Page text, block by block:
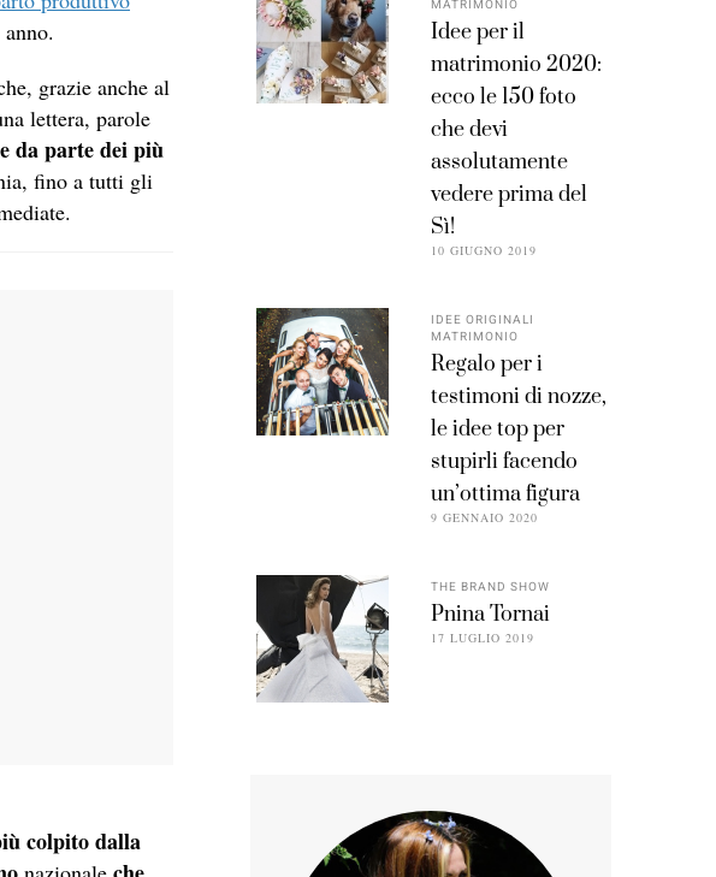
grazie anche al
lettera, parole
da parte dei più
fino a tutti gli
colpito dalla
MATRIMONIO
Idee per il
matrimonio 2020:
ecco le 150 foto
che devi
assolutamente
vedere prima del
Sì!
10 GIUGNO 2019
IDEE ORIGINALI
MATRIMONIO
Regalo per i
testimoni di nozze,
le idee top per
stupirli facendo
un’ottima figura
9 GENNAIO 2020
THE BRAND SHOW
Pnina Tornai
17 LUGLIO 2019